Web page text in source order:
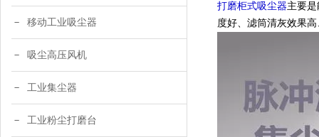
移动工业吸尘器
吸尘高压风机
工业集尘器
工业粉尘打磨台
打磨柜式吸尘器主要
度好、滤筒清灰效果